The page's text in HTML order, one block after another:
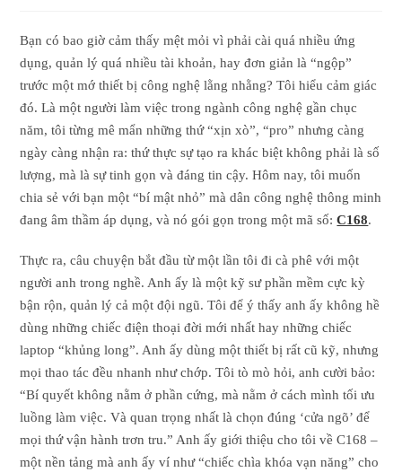
Bạn có bao giờ cảm thấy mệt mỏi vì phải cài quá nhiều ứng
dụng, quản lý quá nhiều tài khoản, hay đơn giản là “ngộp”
trước một mớ thiết bị công nghệ lằng nhằng? Tôi hiểu cảm giác
đó. Là một người làm việc trong ngành công nghệ gần chục
năm, tôi từng mê mẩn những thứ “xịn xò”, “pro” nhưng càng
ngày càng nhận ra: thứ thực sự tạo ra khác biệt không phải là số
lượng, mà là sự tinh gọn và đáng tin cậy. Hôm nay, tôi muốn
chia sẻ với bạn một “bí mật nhỏ” mà dân công nghệ thông minh
đang âm thầm áp dụng, và nó gói gọn trong một mã số:C168.
Thực ra, câu chuyện bắt đầu từ một lần tôi đi cà phê với một
người anh trong nghề. Anh ấy là một kỹ sư phần mềm cực kỳ
bận rộn, quản lý cả một đội ngũ. Tôi để ý thấy anh ấy không hề
dùng những chiếc điện thoại đời mới nhất hay những chiếc
laptop “khủng long”. Anh ấy dùng một thiết bị rất cũ kỹ, nhưng
mọi thao tác đều nhanh như chớp. Tôi tò mò hỏi, anh cười bảo:
“Bí quyết không nằm ở phần cứng, mà nằm ở cách mình tối ưu
luồng làm việc. Và quan trọng nhất là chọn đúng ‘cửa ngõ’ để
mọi thứ vận hành trơn tru.” Anh ấy giới thiệu cho tôi về C168 –
một nền tảng mà anh ấy ví như “chiếc chìa khóa vạn năng” cho